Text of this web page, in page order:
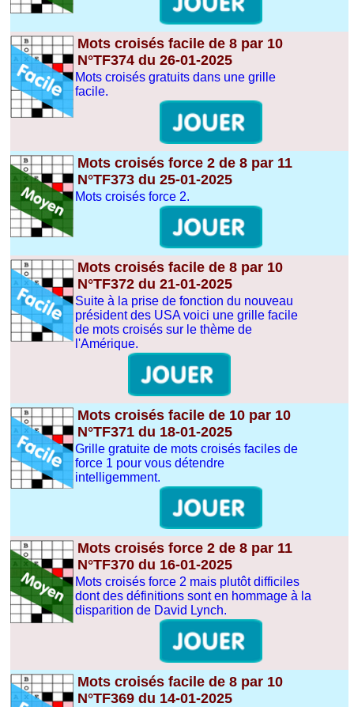
Mots croisés facile de 8 par 10
N°TF374 du 26-01-2025
Mots croisés gratuits dans une grille
facile.
Mots croisés force 2 de 8 par 11
N°TF373 du 25-01-2025
Mots croisés force 2.
Mots croisés facile de 8 par 10
N°TF372 du 21-01-2025
Suite à la prise de fonction du nouveau
président des USA voici une grille facile
de mots croisés sur le thème de
l'Amérique.
Mots croisés facile de 10 par 10
N°TF371 du 18-01-2025
Grille gratuite de mots croisés faciles de
force 1 pour vous détendre
intelligemment.
Mots croisés force 2 de 8 par 11
N°TF370 du 16-01-2025
Mots croisés force 2 mais plutôt difficiles
dont des définitions sont en hommage à la
disparition de David Lynch.
Mots croisés facile de 8 par 10
N°TF369 du 14-01-2025